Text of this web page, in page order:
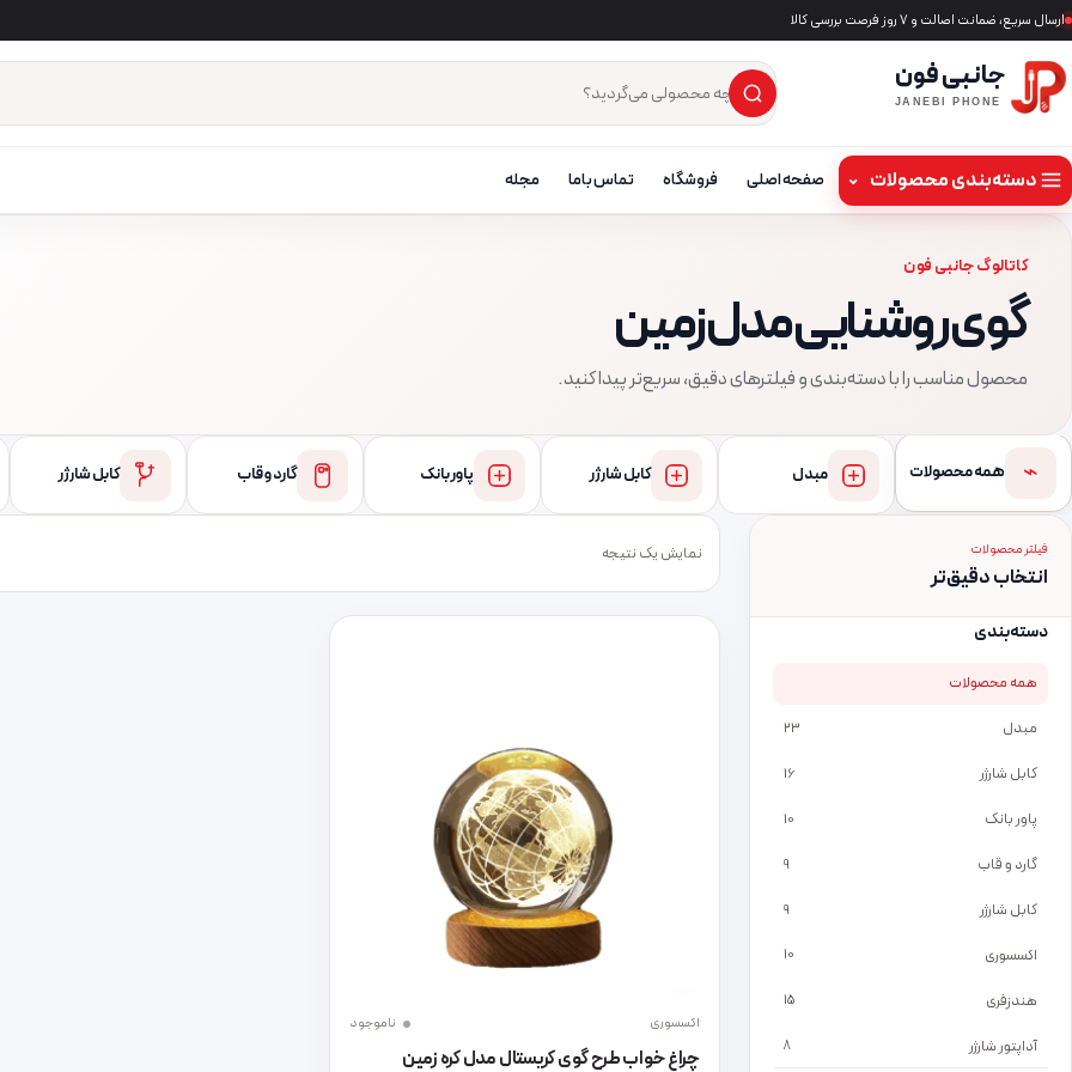
ارسال سریع، ضمانت اصالت و ۷ روز فرصت بررسی کالا
جانبی فون
JANEBI PHONE جست‌وجوی محصول
×
دسته‌بندی محصولات ⌄ صفحه اصلی فروشگاه تماس باما مجله
کاتالوگ جانبی فون
گوی روشنایی مدل زمین
محصول مناسب را با دسته‌بندی و فیلترهای دقیق، سریع‌تر پیدا کنید.
⌁ همه محصولات مبدل کابل شارژر پاور بانک گارد و قاب کابل شارژر
فیلتر محصولات
انتخاب دقیق‌تر
دسته‌بندی
همه محصولات
مبدل 23
کابل شارژر 16
پاور بانک 10
گارد و قاب 9
کابل شارژر 9
اکسسوری 10
هندزفری 15
آداپتور شارژر 8
نمایش یک نتیجه
اکسسوری ناموجود
چراغ خواب طرح گوی کریستال مدل کره زمین